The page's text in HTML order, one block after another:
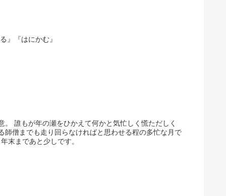
』『はにかむ』
誰もが年の瀬をひかえて何かと気忙しく慌ただしく
師僧までも走り回らなければと思わせる程の多忙な月で
末まであと少しです。